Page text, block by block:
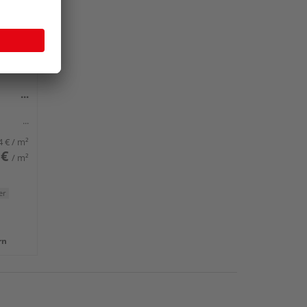
€/ m²
/ m²